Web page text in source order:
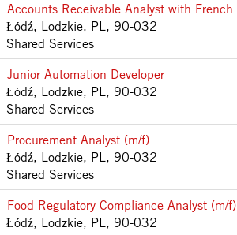
Accounts Receivable Analyst with French
Łódź, Lodzkie, PL, 90-032
Shared Services
Junior Automation Developer
Łódź, Lodzkie, PL, 90-032
Shared Services
Procurement Analyst (m/f)
Łódź, Lodzkie, PL, 90-032
Shared Services
Food Regulatory Compliance Analyst (m/f)
Łódź, Lodzkie, PL, 90-032